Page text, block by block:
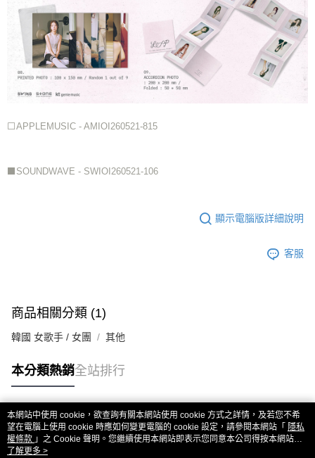
⬜APPLEMUSIC - AMIOI260521-815
⬛SOUNDWAVE - SWIOI260521-106
顯示電腦版詳細說明
客服
商品相關分類 (1)
韓國 女歌手 / 女團 其他
本分類熱銷全站排行
熱門標籤
本網站中使用 cookie，欲查詢有關本網站使用 cookie 方式之詳情，及若您不希
望在電腦上使用 cookie 時應如何變更電腦的 cookie 設定，請參閱本網站「 隱私
權條款 」之 Cookie 聲明。您繼續使用本網站即表示您同意本公司得按本網站使
用條款之 Cookie 聲明使用 cookie。
了解更多 >